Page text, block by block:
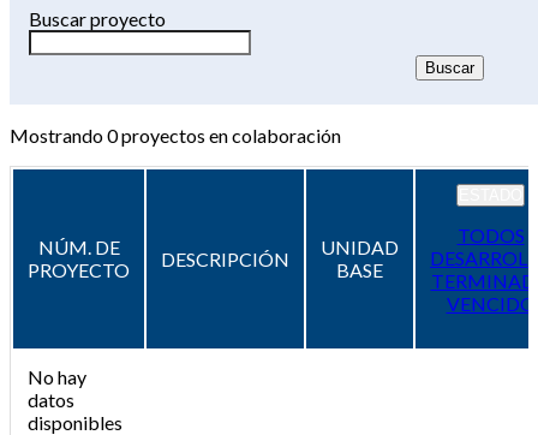
Buscar proyecto
Mostrando0proyectos en colaboración
NÚM. DE
PROYECTO
DESCRIPCIÓN
UNIDAD
BASE
TODOS
VENCIDO
No hay
datos
disponibles